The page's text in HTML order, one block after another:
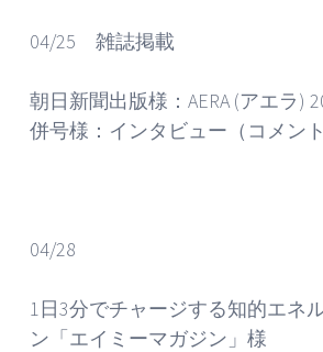
04/25 雑誌掲載
朝日新聞出版様：AERA (アエラ)
併号様：インタビュー（コメント
04/28
1日3分でチャージする知的エネ
ン「エイミーマガジン」様